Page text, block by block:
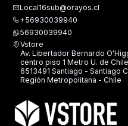
Local16sub@orayos.cl
+56930039940
56930039940
Vstore
Av. Libertador Bernardo
centro piso 1 Metro U. de
6513491 Santiago - Santiago
Región Metropolitana - Chile